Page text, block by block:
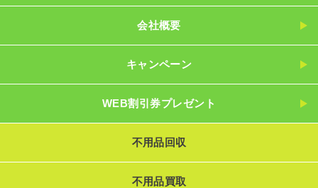
会社概要
キャンペーン
WEB割引券プレゼント
不用品回収
不用品買取